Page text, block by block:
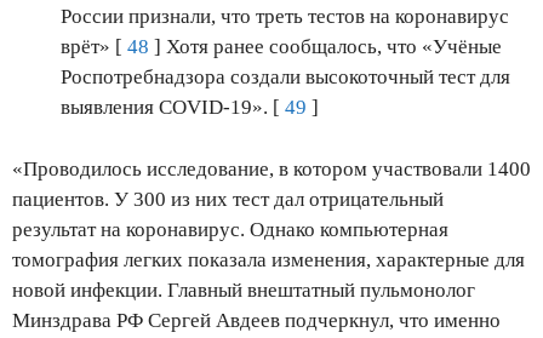
России признали, что треть тестов на коронавирус
врёт» [ 48 ] Хотя ранее сообщалось, что «Учёные
Роспотребнадзора создали высокоточный тест для
выявления COVID-19». [ 49 ]
«Проводилось исследование, в котором участвовали 1400
пациентов. У 300 из них тест дал отрицательный
результат на коронавирус. Однако компьютерная
томография легких показала изменения, характерные для
новой инфекции. Главный внештатный пульмонолог
Минздрава РФ Сергей Авдеев подчеркнул, что именно